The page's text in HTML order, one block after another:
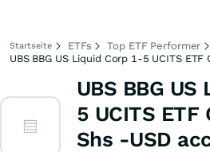
Startseite ETFs
Top ETF Performer
UBS BBG US Liquid Corp 1-5 UCITS ETF
UBS BBG
5 UCITS
Shs -USD